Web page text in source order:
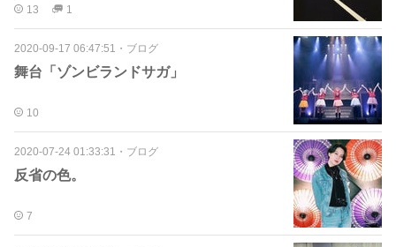
13 1
2020-09-17 06:47:51 ・ ブログ
舞台「ゾンビランドサガ」
10
2020-07-24 01:33:31 ・ ブログ
反省の色。
7